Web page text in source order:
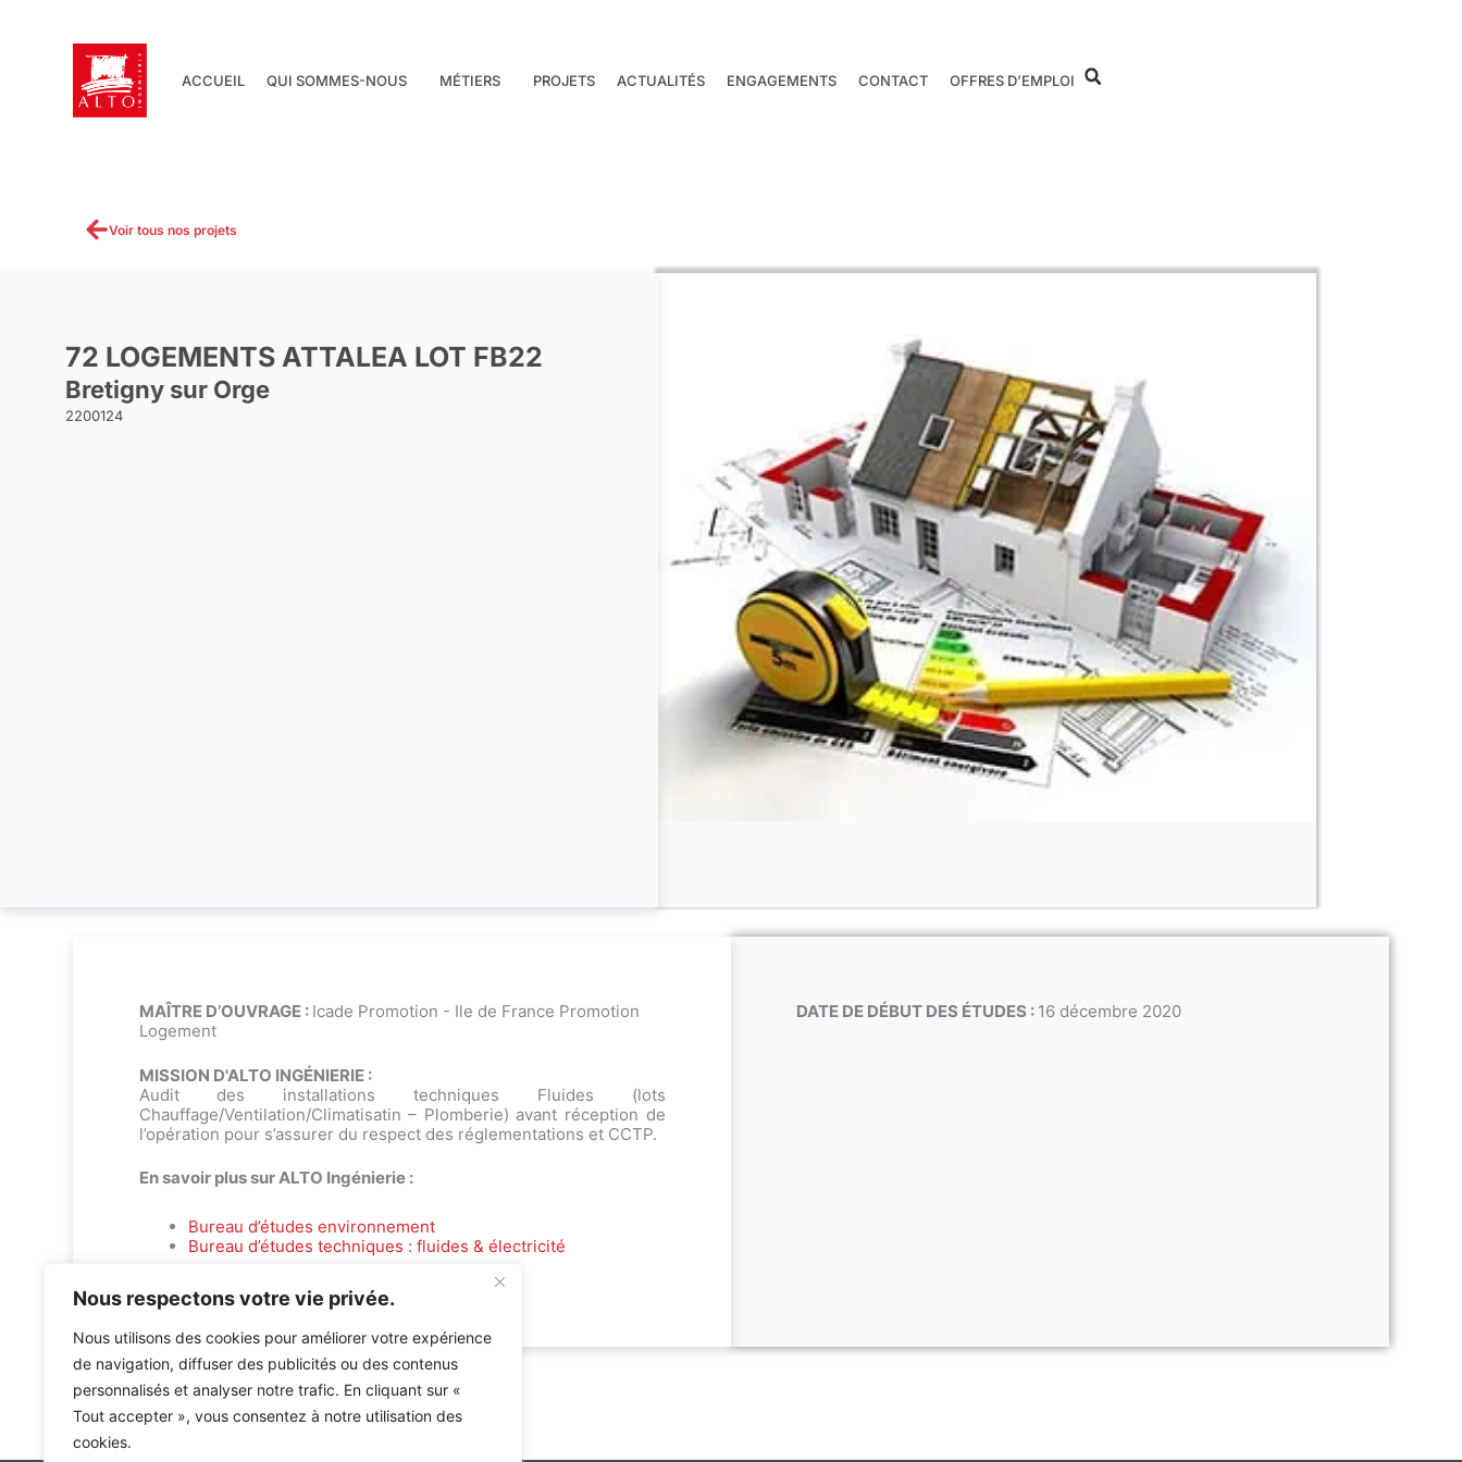
Nous respectons votre vie privée.
Nous utilisons des cookies pour améliorer votre expérience
de navigation, diffuser des publicités ou des contenus
personnalisés et analyser notre trafic. En cliquant sur «
Tout accepter », vous consentez à notre utilisation des
cookies.
ACCUEIL QUI SOMMES-NOUS MÉTIERS PROJETS ACTUALITÉS ENGAGEMENTS CONTACT OFFRES D’EMPLOI
Voir tous nos projets
72 LOGEMENTS ATTALEA LOT FB22
Bretigny sur Orge
2200124
DATE DE DÉBUT DES ÉTUDES : 16 décembre 2020
MAÎTRE D’OUVRAGE : Icade Promotion - Ile de France Promotion
Logement
MISSION D'ALTO INGÉNIERIE :
Audit des installations techniques Fluides (lots
Chauffage/Ventilation/Climatisatin – Plomberie) avant réception de
l’opération pour s’assurer du respect des réglementations et CCTP.
En savoir plus sur ALTO Ingénierie :
Bureau d’études environnement
Bureau d’études techniques : fluides & électricité
Accueil»Références» 72 logements ATTALEA Lot FB22